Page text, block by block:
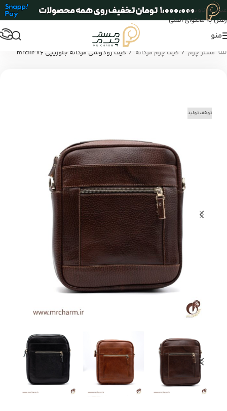
عبور به ناوبری
رفتن به محتوای اصلی
منو
مستر چرم / کیف چرم مردانه / کیف رودوشی مردانه جلوزیپی mrc11476
توقف تولید